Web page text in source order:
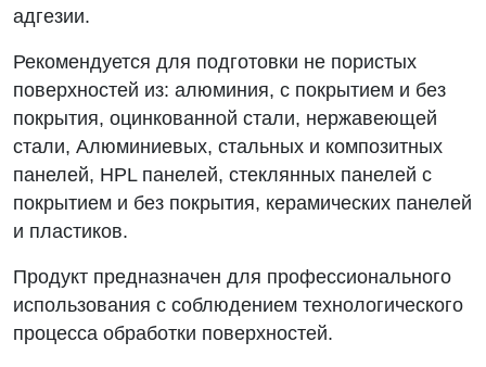
адгезии.
Рекомендуется для подготовки не пористых
поверхностей из: алюминия, с покрытием и без
покрытия, оцинкованной стали, нержавеющей
стали, Алюминиевых, стальных и композитных
панелей, HPL панелей, стеклянных панелей с
покрытием и без покрытия, керамических панелей
и пластиков.
Продукт предназначен для профессионального
использования с соблюдением технологического
процесса обработки поверхностей.